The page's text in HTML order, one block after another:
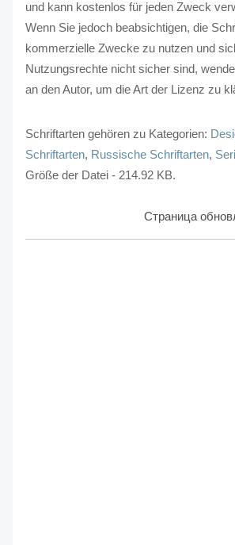
und kann kostenlos für jeden Zweck
Wenn Sie jedoch beabsichtigen, die
kommerzielle Zwecke zu nutzen und
Nutzungsrechte nicht sicher sind,
an den Autor, um die Art der Lizenz zu
Schriftarten gehören zu Kategorien:
Schriftarten, Russische Schriftarten,
Größe der Datei - 214.92 KB.
Страница